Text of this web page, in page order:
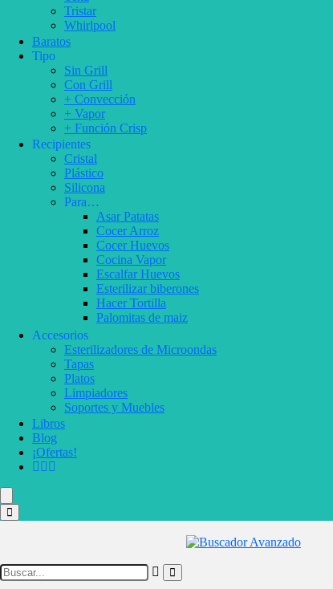
Tristar
Whirlpool
Baratos
Tipo
Sin Grill
Con Grill
+ Convección
+ Vapor
+ Función Crisp
Recipientes
Cristal
Plástico
Silicona
Para…
Asar Patatas
Cocer Arroz
Cocer Huevos
Cocina Vapor
Escalfar Huevos
Esterilizar biberones
Hacer Tortilla
Palomitas de maiz
Accesorios
Esterilizadores de Microondas
Tapas
Platos
Limpiadores
Soportes y Muebles
Libros
Blog
¡Ofertas!